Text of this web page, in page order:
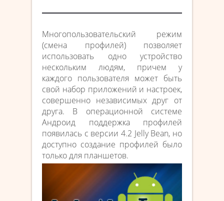
Многопользовательский режим
(смена профилей) позволяет
использовать одно устройство
нескольким людям, причем у
каждого пользователя может быть
свой набор приложений и настроек,
совершенно независимых друг от
друга. В операционной системе
Андроид поддержка профилей
появилась с версии 4.2 Jelly Bean, но
доступно создание профилей было
только для планшетов.